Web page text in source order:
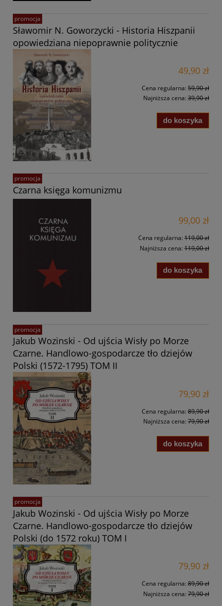
Sławomir N. Goworzycki - Historia Hiszpanii
opowiedziana niepoprawnie politycznie
49,90 zł
Cena regularna: 59,90 zł
Najniższa cena: 39,90 zł
do koszyka
promocja
Czarna księga komunizmu
99,00 zł
Cena regularna: 119,00 zł
Najniższa cena: 119,00 zł
do koszyka
promocja
Jakub Wozinski - Od ujścia Wisły po Morze
Czarne. Handlowo-gospodarcze tło dziejów
Polski (1572-1795) TOM II
79,90 zł
Cena regularna: 89,90 zł
Najniższa cena: 79,90 zł
do koszyka
promocja
Jakub Wozinski - Od ujścia Wisły po Morze
Czarne. Handlowo-gospodarcze tło dziejów
Polski (do 1572 roku) TOM I
79,90 zł
Cena regularna: 89,90 zł
Najniższa cena: 79,90 zł
promocja